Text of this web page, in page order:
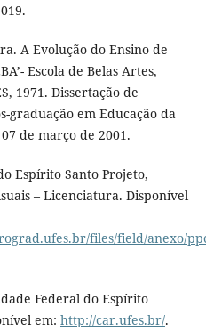
A Evolução do Ensino de
Escola de Belas Artes,
1971. Dissertação de
graduação em Educação da
de março de 2001.
Espírito Santo Projeto,
– Licenciatura. Disponível
files/field/anexo/
Federal do Espírito
em: http://car.ufes.br/.